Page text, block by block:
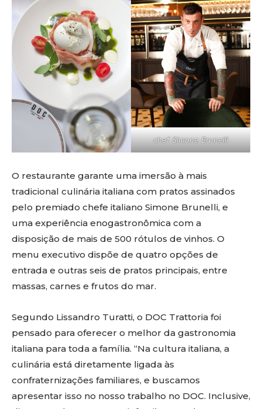
chef Simone Brunelli
O restaurante garante uma imersão à mais
tradicional culinária italiana com pratos assinados
pelo premiado chefe italiano Simone Brunelli, e
uma experiência enogastronômica com a
disposição de mais de 500 rótulos de vinhos. O
menu executivo dispõe de quatro opções de
entrada e outras seis de pratos principais, entre
massas, carnes e frutos do mar.
Segundo Lissandro Turatti, o DOC Trattoria foi
pensado para oferecer o melhor da gastronomia
italiana para toda a família. “Na cultura italiana, a
culinária está diretamente ligada às
confraternizações familiares, e buscamos
apresentar isso no nosso trabalho no DOC. Inclusive,